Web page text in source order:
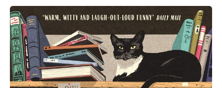
Shaun
Bythell:
The
Diary
of
a
Bookseller